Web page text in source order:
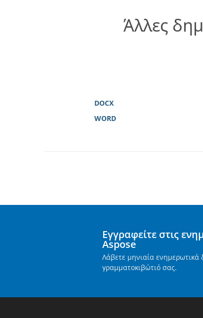
Άλλες
DOCX
WORD
Εγγραφείτε στις
Aspose
Λάβετε μηνιαία ενημερωτικά
γραμματοκιβώτιό σας.